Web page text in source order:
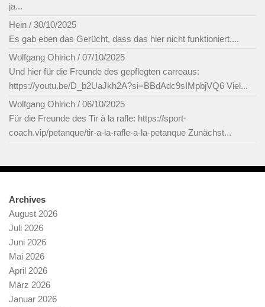
ja...
Hein / 30/10/2025
Es gab eben das Gerücht, dass das hier nicht funktioniert....
Wolfgang Ohlrich / 07/10/2025
Und hier für die Freunde des gepflegten carreaus:
https://youtu.be/D_b2UaJkh2A?si=BBdAdc9sIMpbjVQ6 Viel...
Wolfgang Ohlrich / 06/10/2025
Für die Freunde des Tir à la rafle: https://sport-
coach.vip/petanque/tir-a-la-rafle-a-la-petanque Zunächst...
Archives
August 2026
Juli 2026
Juni 2026
Mai 2026
April 2026
März 2026
Januar 2026